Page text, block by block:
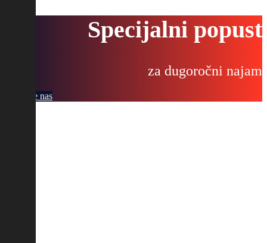
Specijalni popust
za dugoročni najam
Pozovite nas